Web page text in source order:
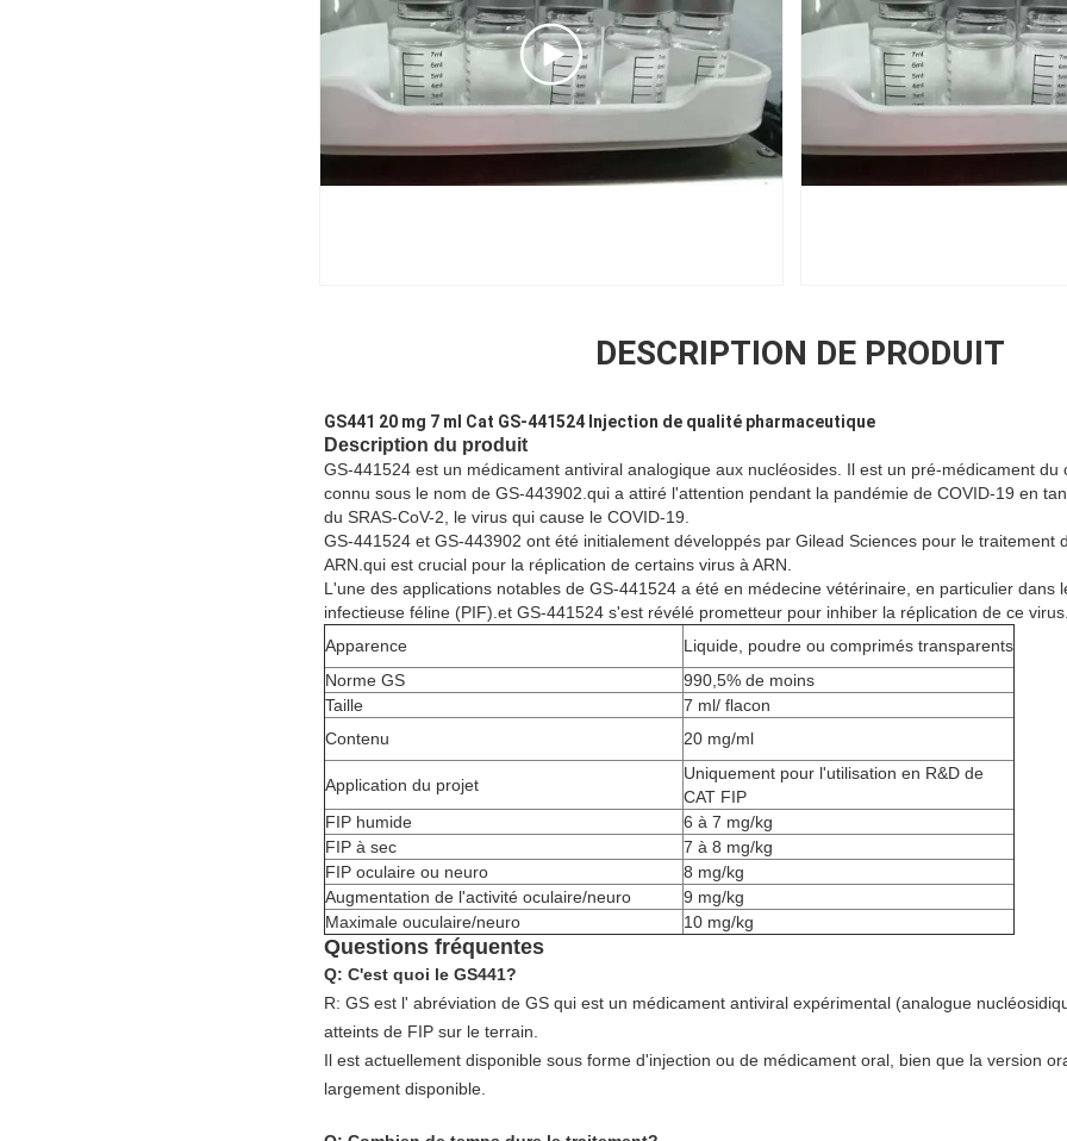
DESCRIPTION DE PRODUIT
GS441 20 mg 7 ml Cat GS-441524 Injection de qualité pharmaceutique
Description du produit
GS-441524 est un médicament antiviral analogique aux nucléosides. Il est un pré-médicament du
connu sous le nom de GS-443902.qui a attiré l'attention pendant la pandémie de COVID-19 en
du SRAS-CoV-2, le virus qui cause le COVID-19.
GS-441524 et GS-443902 ont été initialement développés par Gilead Sciences pour le traitement
ARN.qui est crucial pour la réplication de certains virus à ARN.
L'une des applications notables de GS-441524 a été en médecine vétérinaire, en particulier dans
infectieuse féline (PIF).et GS-441524 s'est révélé prometteur pour inhiber la réplication de ce
Apparence
Liquide, poudre ou comprimés transparents
Norme GS
990,5% de moins
Taille
7 ml/ flacon
Contenu
20 mg/ml
Application du projet
Uniquement pour l'utilisation en R&D de
CAT FIP
FIP humide
6 à 7 mg/kg
FIP à sec
7 à 8 mg/kg
FIP oculaire ou neuro
8 mg/kg
Augmentation de l'activité oculaire/neuro
9 mg/kg
Maximale ouculaire/neuro
10 mg/kg
Questions fréquentes
Q: C'est quoi le GS441?
R: GS est l' abréviation de GS qui est un médicament antiviral expérimental (analogue
atteints de FIP sur le terrain.
Il est actuellement disponible sous forme d'injection ou de médicament oral, bien que la version
largement disponible.